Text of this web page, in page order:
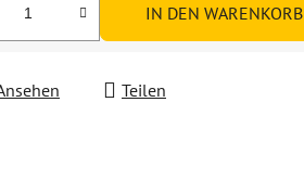
IN DEN WARENKORB
Teilen